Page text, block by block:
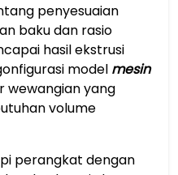
penyesuaian
baku dan rasio
hasil ekstrusi
model mesin
wewangian yang
volume
perangkat dengan